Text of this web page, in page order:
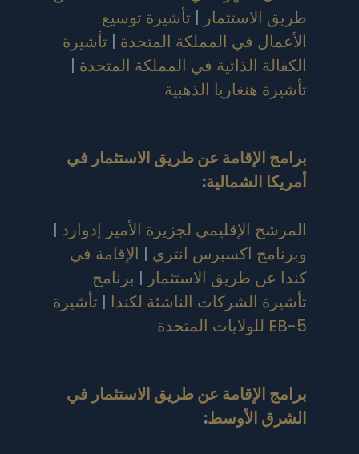
طريق الاستثمار | تأشيرة توسيع
الأعمال في المملكة المتحدة | تأشيرة
الكفالة الذاتية في المملكة المتحدة |
تأشيرة هنغاريا الذهبية
برامج الإقامة عن طريق الاستثمار في
أمريكا الشمالية:
المرشح الإقليمي لجزيرة الأمير إدوارد |
وبرنامج اكسبرس انتري | الإقامة في
كندا عن طريق الاستثمار | برنامج
تأشيرة الشركات الناشئة لكندا | تأشيرة
EB-5 للولايات المتحدة
برامج الإقامة عن طريق الاستثمار في
الشرق الأوسط: